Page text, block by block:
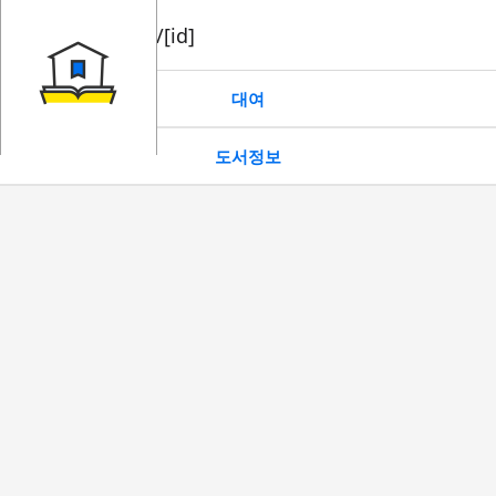
book/rent/[id]
대여
도서정보